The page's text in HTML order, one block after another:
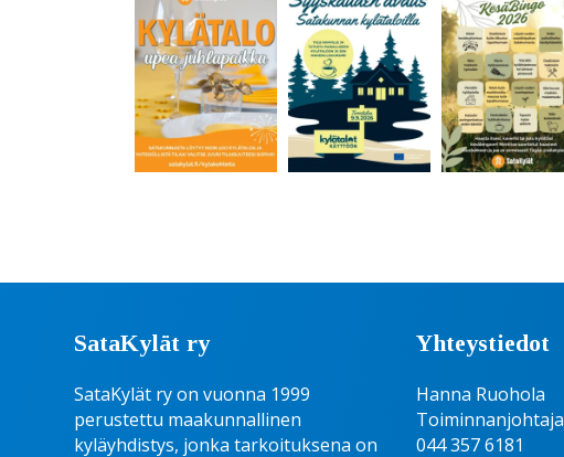
SataKylät ry
SataKylät ry on vuonna 1999
perustettu maakunnallinen
kyläyhdistys, jonka tarkoituksena on
Yhteystiedot
Hanna Ruohola
Toiminnanjohtaja
044 357 6181